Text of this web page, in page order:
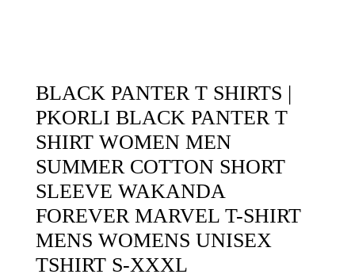
BLACK PANTER T SHIRTS |
PKORLI BLACK PANTER T
SHIRT WOMEN MEN
SUMMER COTTON SHORT
SLEEVE WAKANDA
FOREVER MARVEL T-SHIRT
MENS WOMENS UNISEX
TSHIRT S-XXXL